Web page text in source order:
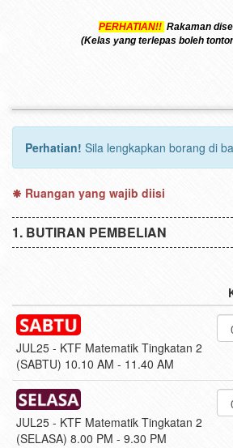
PERHATIAN!! Rakaman
(Kelas yang terlepas boleh
Perhatian! Sila lengkapkan borang di
Ruangan yang wajib diisi
BUTIRAN PEMBELIAN
JUL25 - KTF Matematik Tingkatan 2
(SABTU) 10.10 AM - 11.40 AM
JUL25 - KTF Matematik Tingkatan 2
(SELASA) 8.00 PM - 9.30 PM